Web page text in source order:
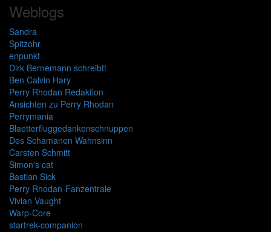
Weblogs
Sandra
Spitzohr
enpunkt
Dirk Bernemann schreibt!
Ben Calvin Hary
Perry Rhodan Redaktion
Ansichten zu Perry Rhodan
Perrymania
Blaetterfluggedankenschnuppen
Des Schamanen Wahnsinn
Carsten Schmitt
Simon's cat
Bastian Sick
Perry Rhodan-Fanzentrale
Vivian Vaught
Warp-Core
startrek-companion